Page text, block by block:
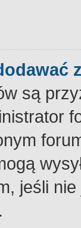
są
jeśli